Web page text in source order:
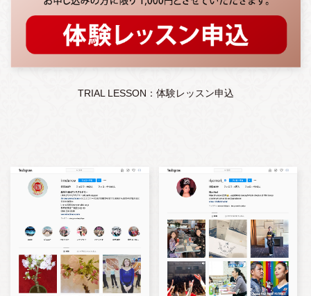
TRIAL LESSON：体験レッスン申込